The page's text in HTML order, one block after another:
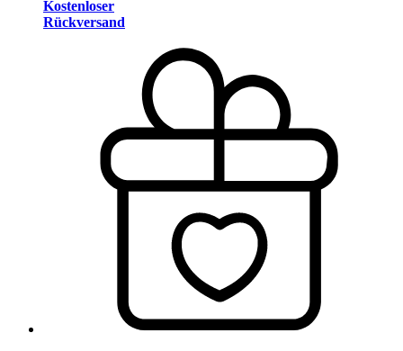
Kostenloser
Rückversand